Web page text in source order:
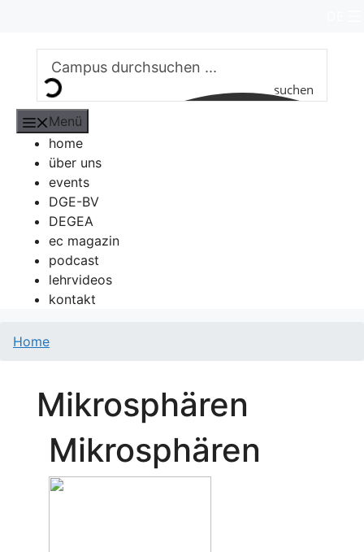
springen
suchen
Menü
home
über uns
events
DGE-BV
DEGEA
ec magazin
podcast
lehrvideos
kontakt
Home
Mikrosphären
Mikrosphären